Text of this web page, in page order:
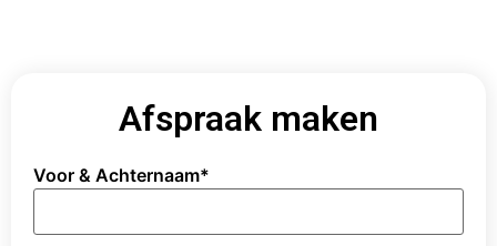
Afspraak maken
Voor & Achternaam*